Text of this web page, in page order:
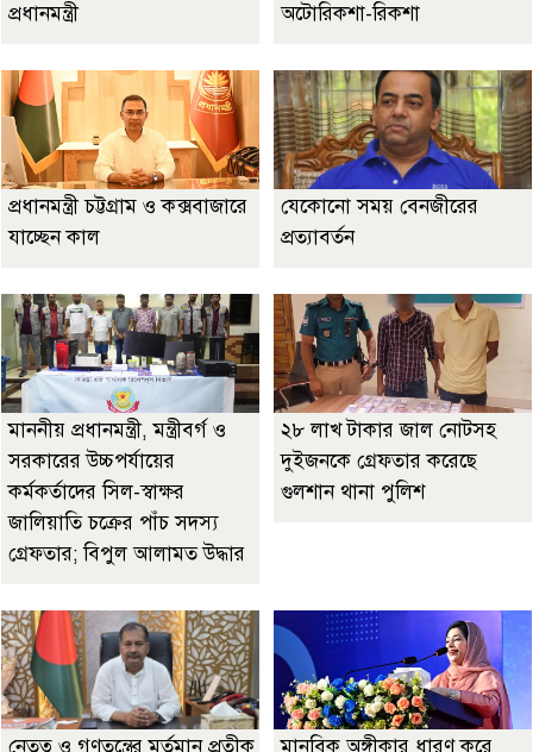
প্রধানমন্ত্রী
অটোরিকশা-রিকশা
প্রধানমন্ত্রী চট্টগ্রাম ও কক্সবাজারে
যাচ্ছেন কাল
যেকোনো সময় বেনজীরের
প্রত্যাবর্তন
মাননীয় প্রধানমন্ত্রী, মন্ত্রীবর্গ ও
সরকারের উচ্চপর্যায়ের
কর্মকর্তাদের সিল-স্বাক্ষর
জালিয়াতি চক্রের পাঁচ সদস্য
গ্রেফতার; বিপুল আলামত উদ্ধার
২৮ লাখ টাকার জাল নোটসহ
দুইজনকে গ্রেফতার করেছে
গুলশান থানা পুলিশ
নেতৃত্ব ও গণতন্ত্রের মূর্তমান প্রতীক
মানবিক অঙ্গীকার ধারণ করে